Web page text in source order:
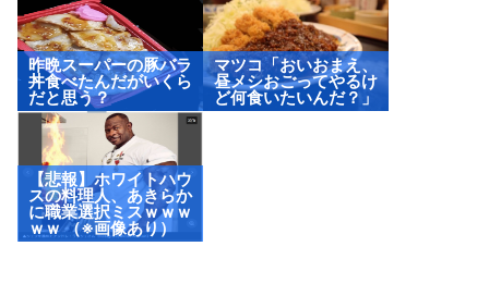
昨晩スーパーの豚バラ
丼食べたんだがいくら
だと思う？
マツコ「おいおまえ、
昼メシおごってやるけ
ど何食いたいんだ？」
【悲報】ホワイトハウ
スの料理人、あきらか
に職業選択ミスｗｗｗ
ｗｗ （※画像あり）